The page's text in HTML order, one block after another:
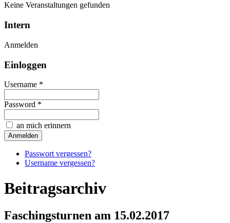
Keine Veranstaltungen gefunden
Intern
Anmelden
Einloggen
Username *
Password *
an mich erinnern
Passwort vergessen?
Username vergessen?
Beitragsarchiv
Faschingsturnen am 15.02.2017